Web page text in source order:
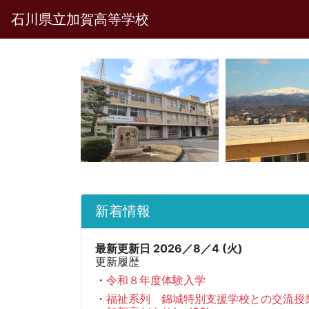
石川県立加賀高等学校
新着情報
最新更新日 2026／8／4 (火)
更新履歴
・ 令和８年度体験入学
・ 福祉系列 錦城特別支援学校との交流授